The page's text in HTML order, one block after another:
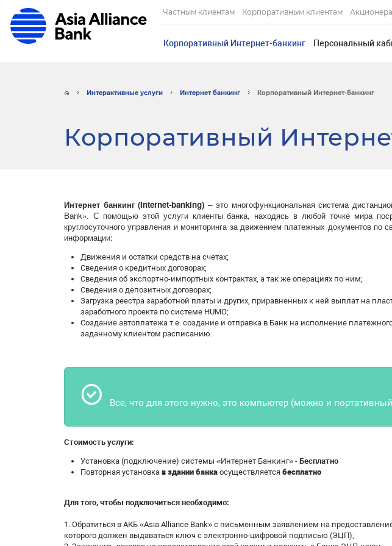
Частным клиентам Корпоративным клиентам
Корпоративный Интернет-банкинг Персональный
Интерактивные услуги Интернет банкинг Корпоративный Интернет-банкинг
Корпоративный
Интернет банкинг (Internet-banking) – это многофункциональная система
Bank». С помощью этой услуги клиенты банка, находясь в любой точке мира
круглосуточного управления и мониторинга за движением платежных документов
информации:
Движения и остатки средств на счетах;
Сведения о кредитных договорах;
Сведения об экспортно-импортных контрактах, а так же операциях по ним;
Сведения о депозитных договорах;
Загрузка реестра заработной платы и других, приравненных к ней выплат на
заработного проекта по системе HUMO;
Создание автоплатежа т.е. создание и отправка в Банк на исполнение
заданному клиентом расписанию.
Все, что для этого нужно, это компьютер (можно и
Стоимость услуги:
Установка (подключение) системы «Интернет Банкинг» - Бесплатно
Повторная установкав здании банка осуществляетсябесплатно
Для того, чтобы подключиться необходимо:
1. Обратиться в АКБ «Asia Alliance Bank» с письменным заявлением на
которого должен выдаваться ключ с электронно-цифровой подписью (ЭЦП);